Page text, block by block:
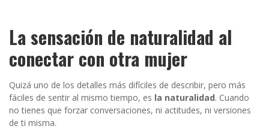
La sensación de naturalidad al
conectar con otra mujer
Quizá uno de los detalles más difíciles de describir, pero más
fáciles de sentir al mismo tiempo, es la naturalidad. Cuando
no tienes que forzar conversaciones, ni actitudes, ni versiones
de ti misma.